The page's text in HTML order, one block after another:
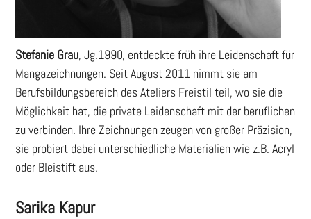
Stefanie Grau, Jg.1990, entdeckte früh ihre Leidenschaft für
Mangazeichnungen. Seit August 2011 nimmt sie am
Berufsbildungsbereich des Ateliers Freistil teil, wo sie die
Möglichkeit hat, die private Leidenschaft mit der beruflichen
zu verbinden. Ihre Zeichnungen zeugen von großer Präzision,
sie probiert dabei unterschiedliche Materialien wie z.B. Acryl
oder Bleistift aus.
Sarika Kapur